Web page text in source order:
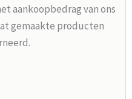
aankoopbedrag van ons
gemaakte producten